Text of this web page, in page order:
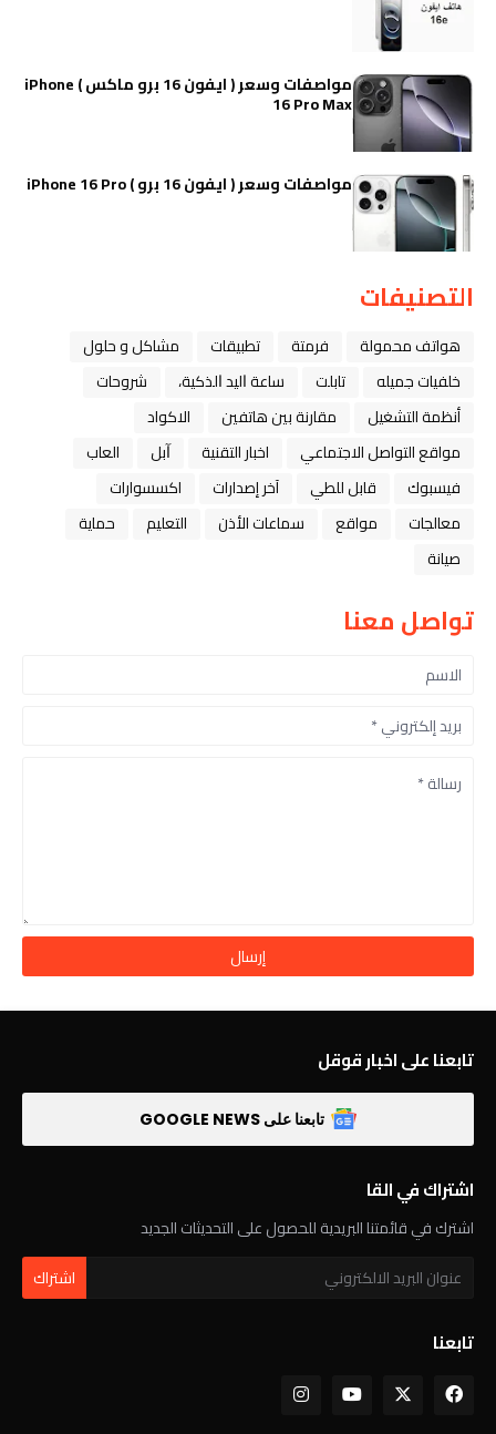
مواصفات وسعر ( ايفون 16 برو ماكس ) iPhone
16 Pro Max
مواصفات وسعر ( ايفون 16 برو ) iPhone 16 Pro
التصنيفات
هواتف محمولة فرمتة تطبيقات
مشاكل و حلول
خلفيات جميله
تابلت ﺳﺎﻋﺔ ﺍﻟﻴﺪ ﺍﻟﺬﻛﻴﺔ،
شروحات
أنظمة التشغيل
مقارنة بين هاتفين
الاكواد
مواقع التواصل الاجتماعي
اخبار التقنية ﺁﺑﻞ
العاب
فيسبوك
قابل للطي آخر إصدارات
اكسسوارات
معالجات
مواقع سماعات الأذن التعليم
حماية
صيانة
تواصل معنا
تابعنا على اخبار قوقل
تابعنا على GOOGLE NEWS
اشتراك في القا
اشترك في قائمتنا البريدية للحصول على التحديثات الجديد
تابعنا